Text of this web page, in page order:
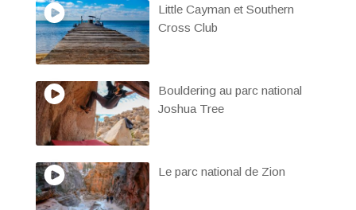
Little Cayman et Southern
Cross Club
Bouldering au parc national
Joshua Tree
Le parc national de Zion